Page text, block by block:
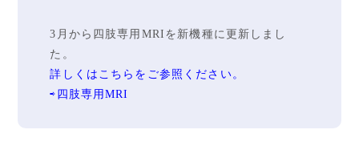
3月から四肢専用MRIを新機種に更新しまし
た。
詳しくはこちらをご参照ください。
⇨四肢専用MRI